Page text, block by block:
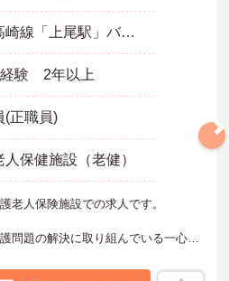
ＪＲ高崎線「上尾駅」バス・車23分
験 2年以上
(正職員)
人保健施設（老健）
老人保険施設での求人です。
問題の解決に取り組んでいる一心館
。